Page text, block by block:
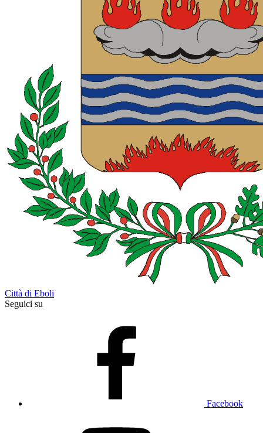
Città di Eboli
Seguici su
Facebook